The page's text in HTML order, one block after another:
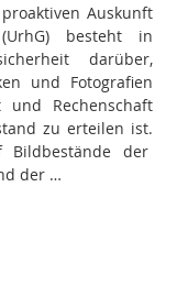
Auskunft
besteht in
darüber,
und Fotografien
Rechenschaft
zu erteilen ist.
Bildbestände der
der …